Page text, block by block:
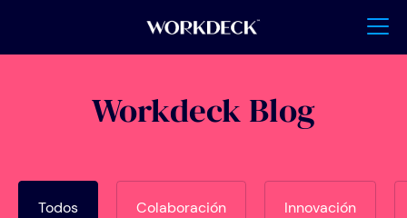
Workdeck Blog
Todos Colaboración Innovación